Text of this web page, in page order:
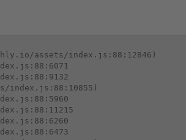
assets/index.js:88:12846)
index.js:88:10855)